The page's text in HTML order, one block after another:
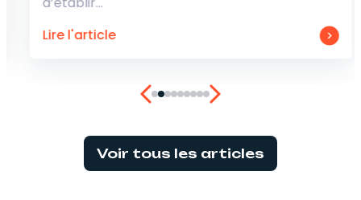
Lire l'article
Voir tous les articles